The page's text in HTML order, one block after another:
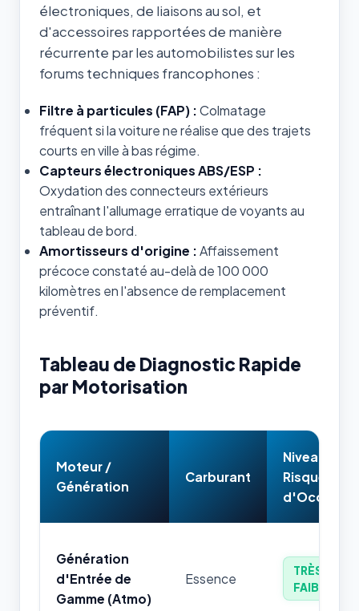
électroniques, de liaisons au sol, et
d'accessoires rapportées de manière
récurrente par les automobilistes sur les
forums techniques francophones :
Filtre à particules (FAP) :Colmatage
fréquent si la voiture ne réalise que des trajets
courts en ville à bas régime.
Capteurs électroniques ABS/ESP :
Oxydation des connecteurs extérieurs
entraînant l'allumage erratique de voyants au
tableau de bord.
Amortisseurs d'origine :Affaissement
précoce constaté au-delà de 100 000
kilomètres en l'absence de remplacement
préventif.
Tableau de Diagnostic Rapide
par Motorisation
Moteur /
Génération
Carburant
Niveau de
Risque
d'Occasion
Génération
d'Entrée de
Gamme (Atmo)
Essence
TRÈS
FAIBLE